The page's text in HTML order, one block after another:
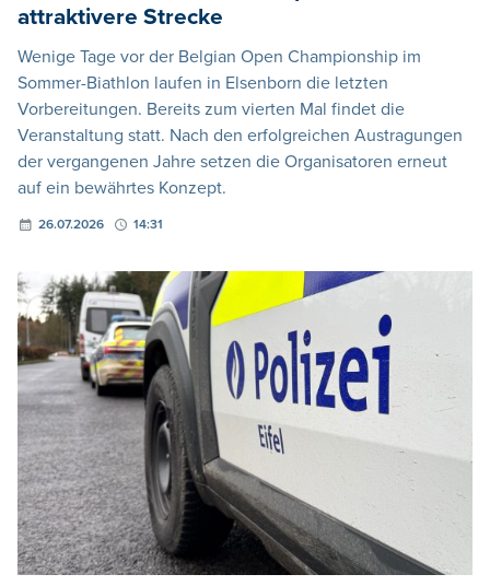
attraktivere Strecke
Wenige Tage vor der Belgian Open Championship im
Sommer-Biathlon laufen in Elsenborn die letzten
Vorbereitungen. Bereits zum vierten Mal findet die
Veranstaltung statt. Nach den erfolgreichen Austragungen
der vergangenen Jahre setzen die Organisatoren erneut
auf ein bewährtes Konzept.
26.07.2026 14:31